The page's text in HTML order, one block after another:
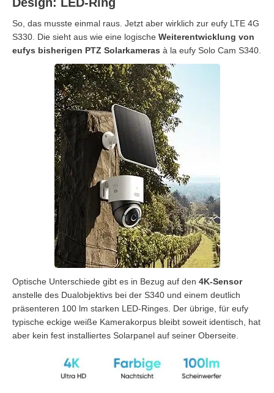
So, das musste einmal raus. Jetzt aber wirklich zur eufy LTE 4G
S330. Die sieht aus wie eine logische Weiterentwicklung von
eufys bisherigen PTZ Solarkameras à la eufy Solo Cam S340.
Optische Unterschiede gibt es in Bezug auf den 4K-Sensor
anstelle des Dualobjektivs bei der S340 und einem deutlich
präsenteren 100 lm starken LED-Ringes. Der übrige, für eufy
typische eckige weiße Kamerakorpus bleibt soweit identisch, hat
aber kein fest installiertes Solarpanel auf seiner Oberseite.